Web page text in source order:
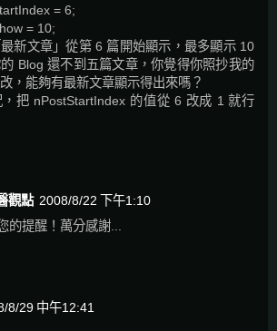
= 6;
= 10;
新文章」從第 6 篇開始顯示，最多顯示 10
Blog 還不到五篇文章，你覺得你照抄我的
，能夠有最新文章顯示得出來嗎？
把 nPostStartIndex 的值從 6 改成 1 就行
觀點 2008/8/22 下午1:10
的提醒！萬分感謝...
8/29 中午12:41